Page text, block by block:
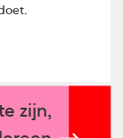
zijn,